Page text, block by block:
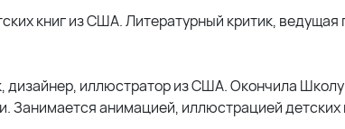
книг из США. Литературный критик,
дизайнер, иллюстратор из США. Окончила
Занимается анимацией, иллюстрацией детских